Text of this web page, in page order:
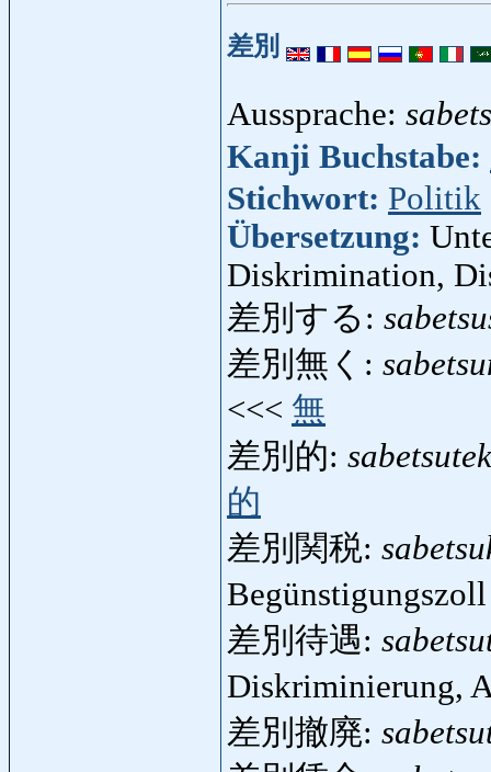
差別
Aussprache:
Kanji Buchstabe:
Stichwort: Politik
Übersetzung:
Diskrimination,
差別する:
差別無く:
<<< 無
差別的:
的
差別関税:
差別待遇:
Diskriminierung,
差別撤廃: